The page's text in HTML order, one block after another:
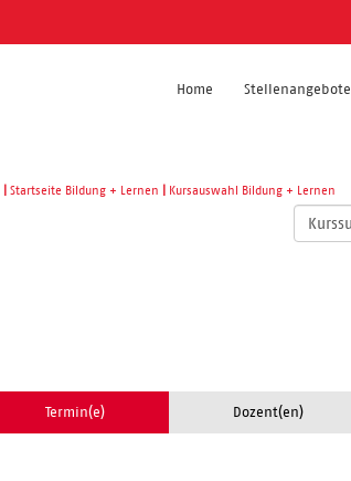
Home Stellenangebote
Startseite Bildung + Lernen Kursauswahl Bildung + Lernen
Kurse
suchen
Termin(e) Dozent(en)